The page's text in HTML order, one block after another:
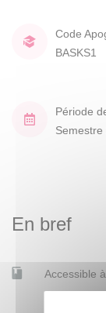
Code
BASKS1
Période
Semestre
En bref
Accessible